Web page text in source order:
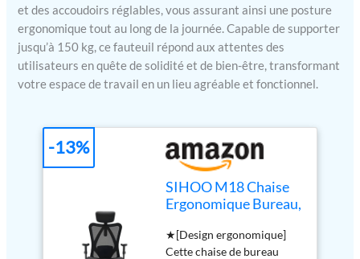
et des accoudoirs réglables, vous assurant ainsi une posture
ergonomique tout au long de la journée. Capable de supporter
jusqu’à 150 kg, ce fauteuil répond aux attentes des
utilisateurs en quête de solidité et de bien-être, transformant
votre espace de travail en un lieu agréable et fonctionnel.
SIHOO M18 Chaise
Ergonomique Bureau,
Réglables, Noir
★[Design ergonomique]
Cette chaise de bureau
-13%